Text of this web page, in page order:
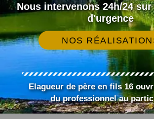
Nous intervenons 24h/24
d'urgence
NOS
Elagueur de père en fils 16
du professionnel au